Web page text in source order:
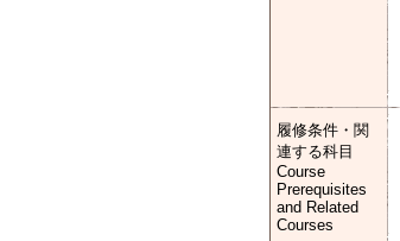
履修条件・関
連する科目
Course
Prerequisites
and Related
Courses